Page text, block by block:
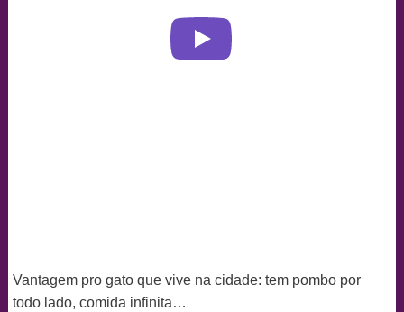
Vantagem pro gato que vive na cidade: tem pombo por
todo lado, comida infinita…